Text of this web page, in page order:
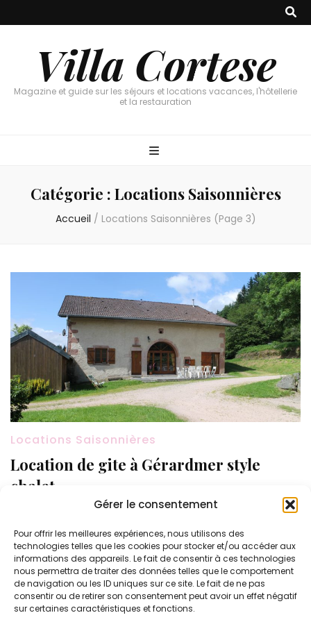
Gérer le consentement
Pour offrir les meilleures expériences, nous utilisons des
technologies telles que les cookies pour stocker et/ou accéder aux
informations des appareils. Le fait de consentir à ces technologies
nous permettra de traiter des données telles que le comportement
de navigation ou les ID uniques sur ce site. Le fait de ne pas
consentir ou de retirer son consentement peut avoir un effet négatif
sur certaines caractéristiques et fonctions.
Villa Cortese
Magazine et guide sur les séjours et locations vacances, l'hôtellerie
et la restauration
Catégorie : Locations Saisonnières
Accueil / Locations Saisonnières (Page 3)
Locations Saisonnières
Location de gite à Gérardmer style
chalet
Vosges, Le Petit Tholy est une solution
d’hébergement pas cher et tout confort.